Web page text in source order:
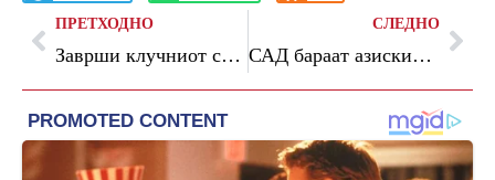
ПРЕТХОДНО
Заврши клучниот состанок во Вашингтон, се чека конечната одлука на Трамп за Иран
СЛЕДНО
САД бараат азиските сојузници повеќе да вложуваат во одбраната поради растечкото влијание на Кина